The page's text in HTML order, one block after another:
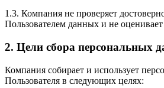
1.3. Компания не проверяет
Пользователем данных и не оценивает
2. Цели сбора персональных
Компания собирает и использует
Пользователя в следующих целях: